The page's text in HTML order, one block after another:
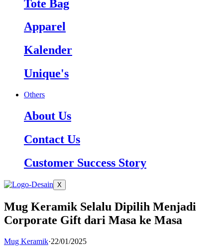
Tote Bag
Apparel
Kalender
Unique's
Others
About Us
Contact Us
Customer Success Story
X
Mug Keramik Selalu Dipilih Menjadi
Corporate Gift dari Masa ke Masa
Mug Keramik·22/01/2025